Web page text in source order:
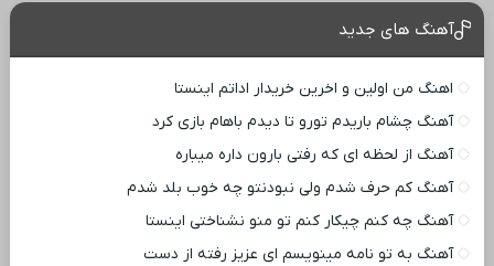
آهنگ های جدید
اهنگ من اولین و اخرین خریدار اداتم اینستا
آهنگ چشام باریدم تورو تا دیدم باهام بازی کرد
آهنگ از لحظه ای که رفتی بارون داره میباره
آهنگ کم حرف شدم ولی نبودنتو چه خوب بلد شدم
آهنگ چه کنم چیکار کنم تو منو نشناختی اینستا
آهنگ به تو نامه مینویسم ای عزیز رفته از دست